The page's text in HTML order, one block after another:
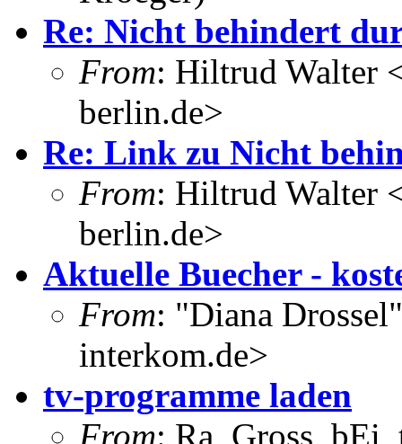
Re: Nicht behindert
From: Hiltrud Walter
berlin.de>
Re: Link zu Nicht
From: Hiltrud Walter
berlin.de>
Aktuelle Buecher -
From: "Diana
interkom.de>
tv-programme laden
From: